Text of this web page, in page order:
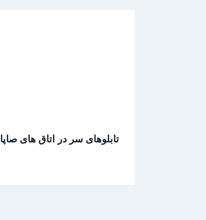
تابلوهای سر در اتاق های صاپا